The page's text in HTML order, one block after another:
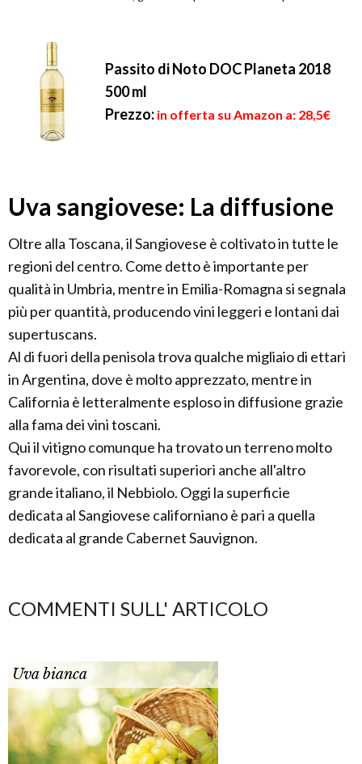
Passito di Noto DOC Planeta 2018
500 ml
Prezzo: in offerta su Amazon a: 28,5€
Uva sangiovese: La diffusione
Oltre alla Toscana, il Sangiovese è coltivato in tutte le
regioni del centro. Come detto è importante per
qualità in Umbria, mentre in Emilia-Romagna si segnala
più per quantità, producendo vini leggeri e lontani dai
supertuscans.
Al di fuori della penisola trova qualche migliaio di ettari
in Argentina, dove è molto apprezzato, mentre in
California è letteralmente esploso in diffusione grazie
alla fama dei vini toscani.
Qui il vitigno comunque ha trovato un terreno molto
favorevole, con risultati superiori anche all'altro
grande italiano, il Nebbiolo. Oggi la superficie
dedicata al Sangiovese californiano è pari a quella
dedicata al grande Cabernet Sauvignon.
COMMENTI SULL' ARTICOLO
Uva bianca